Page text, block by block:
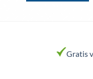
variaties.
Deze
Gratis